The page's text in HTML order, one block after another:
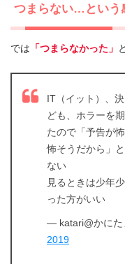
つまらない…という
では 「つまらなかった」
IT（イット）、
ども、ホラーを
たので「予告が
怖そうだから」
ない
見るときは少年
った方がいい
— katari@かにた
2019